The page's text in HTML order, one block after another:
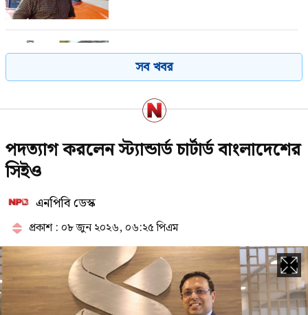
বাংলাদেশ সফরে ‘র’ প্রধান!
এনসিপির তরুণেরা ছদ্ম: সলিমুল্লাহ খান
তারিখ ঘোষণা
রণক্ষেত্র শরীয়তপুর, নিহত ১
সব খবর
পদত্যাগ করলেন স্ট্যান্ডার্ড চার্টার্ড বাংলাদেশের
সিইও
এনপিবি ডেস্ক
প্রকাশ : ০৮ জুন ২০২৬, ০৬:২৫ পিএম